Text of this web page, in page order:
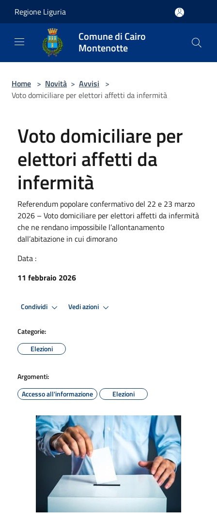
Regione Liguria
Comune di Cairo
Montenotte
Home > Novità > Avvisi >
Voto domiciliare per elettori affetti da infermità
Voto domiciliare per
elettori affetti da
infermità
Referendum popolare confermativo del 22 e 23 marzo
2026 – Voto domiciliare per elettori affetti da infermità
che ne rendano impossibile l’allontanamento
dall’abitazione in cui dimorano
Data :
11 febbraio 2026
Condividi Vedi azioni
Categorie:
Elezioni
Argomenti:
Accesso all'informazione
Elezioni